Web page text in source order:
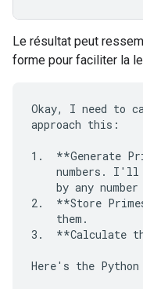
Le résultat peut
forme pour faciliter la
Okay, I need to
approach this:
1.  **Generate
numbers. I'll
by any number
2.  **Store
    them.
3.  **Calculate
Here's the